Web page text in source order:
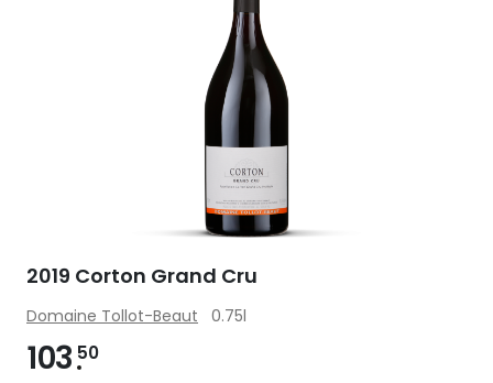
2019 Corton Grand Cru
Domaine Tollot-Beaut 0.75l
103 50